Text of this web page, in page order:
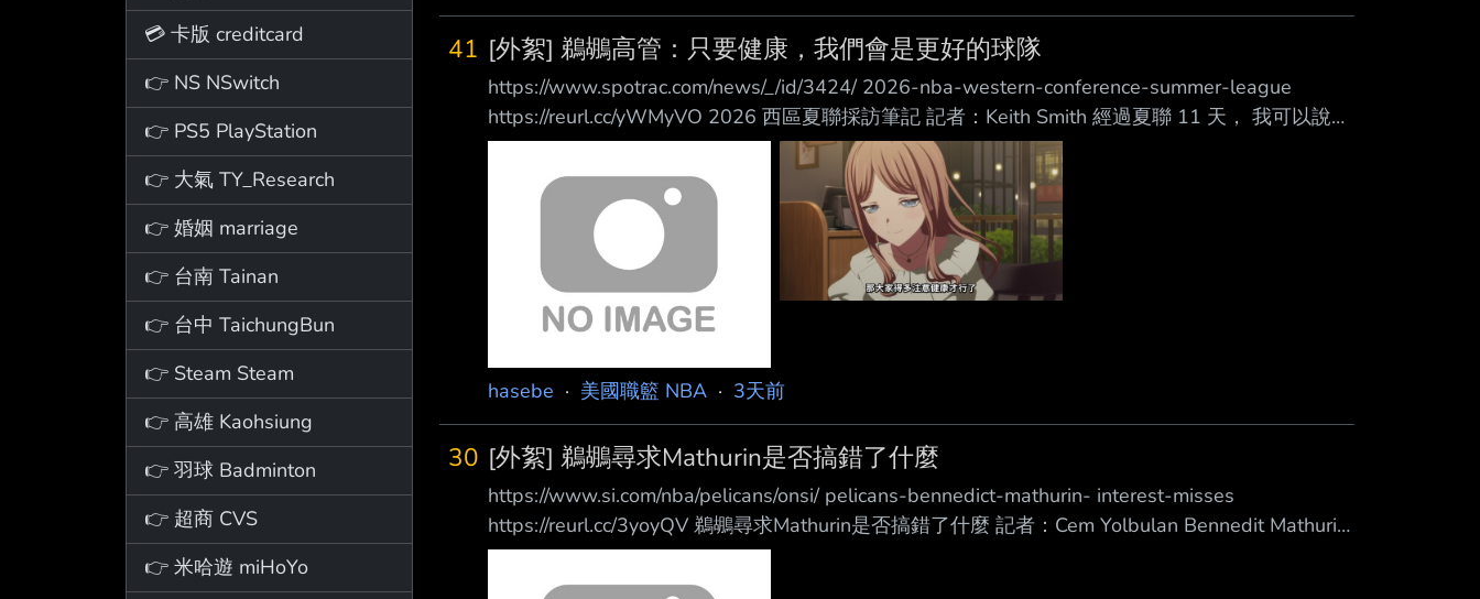
💳 卡版 creditcard
👉 NS NSwitch
👉 PS5 PlayStation
👉 大氣 TY_Research
👉 婚姻 marriage
👉 台南 Tainan
👉 台中 TaichungBun
👉 Steam Steam
👉 高雄 Kaohsiung
👉 羽球 Badminton
👉 超商 CVS
👉 米哈遊 miHoYo
41 [外絮] 鵜鶘高管：只要健康，我們會是更好的球隊
https://www.spotrac.com/news/_/id/3424/ 2026-nba-western-conference-summer-league
https://reurl.cc/yWMyVO 2026 西區夏聯採訪筆記 記者：Keith Smith 經過夏聯 11 天， 我可以說是
收穫滿滿，30 支球隊趴趴走。 每隊除了教練和球探之外， 至少與一位球團高層進行對話， 而且通
常還不止一位。 我還使用匿名性，從高層口中獲取許多有趣情報。 此外，幾位經紀人也樂意分享他
們的想法。 (節錄鵜鶘部
hasebe · 美國職籃 NBA · 3天前
30 [外絮] 鵜鶘尋求Mathurin是否搞錯了什麼
https://www.si.com/nba/pelicans/onsi/ pelicans-bennedict-mathurin- interest-misses
https://reurl.cc/3yoyQV 鵜鶘尋求Mathurin是否搞錯了什麼 記者：Cem Yolbulan Bennedit Mathurin
無法解決鵜鶘任何問題 NBA 內幕記者 Jake Fischer 週一報導： 鵜鶘對 Mathurin 表現出興趣， 且鵜
鶘與這名 RFA 球員陣營近期已談過。 這並非鵜鶘第一次與 Mat